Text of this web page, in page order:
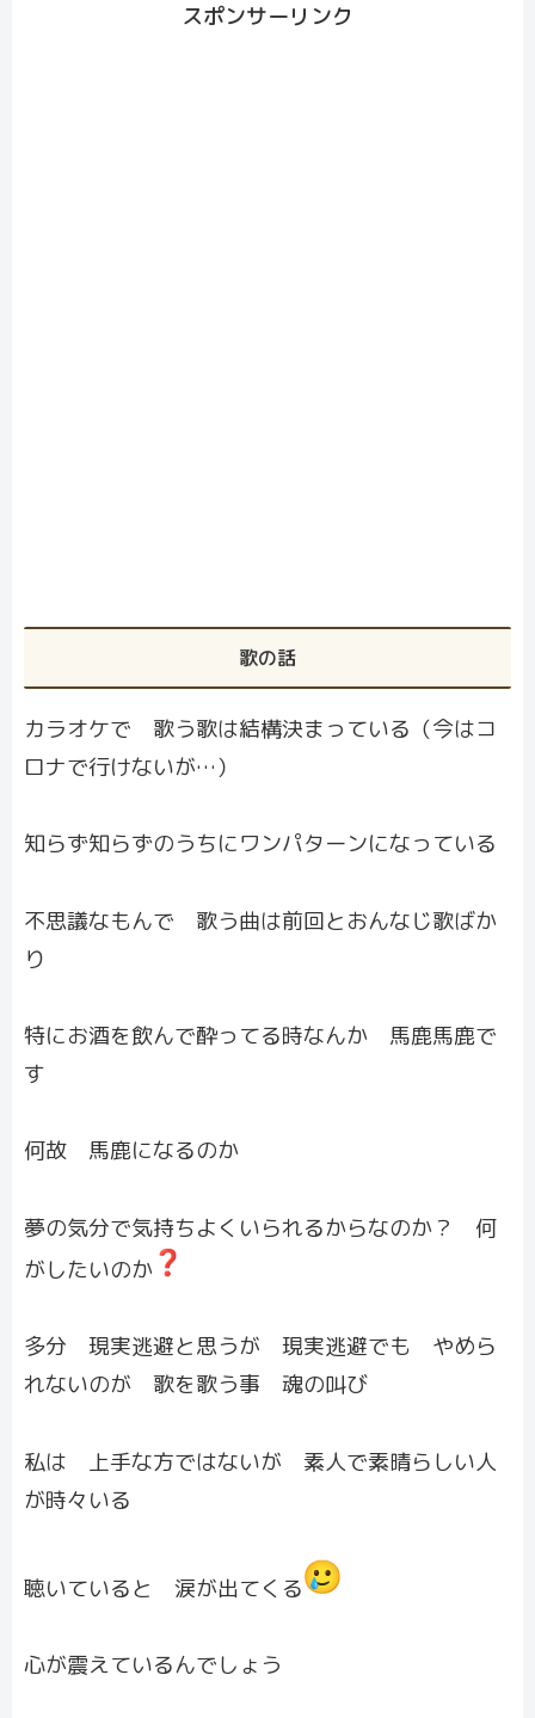
スポンサーリンク
歌の話
カラオケで 歌う歌は結構決まっている（今はコ
ロナで行けないが…）
知らず知らずのうちにワンパターンになっている
不思議なもんで 歌う曲は前回とおんなじ歌ばか
り
特にお酒を飲んで酔ってる時なんか 馬鹿馬鹿で
す
何故 馬鹿になるのか
夢の気分で気持ちよくいられるからなのか？ 何
がしたいのか
多分 現実逃避と思うが 現実逃避でも やめら
れないのが 歌を歌う事 魂の叫び
私は 上手な方ではないが 素人で素晴らしい人
が時々いる
聴いていると 涙が出てくる
心が震えているんでしょう